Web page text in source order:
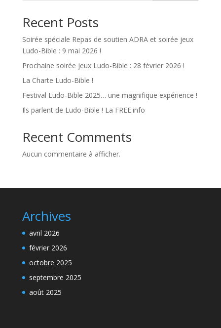
e
:
Recent Posts
Soirée spéciale Repas de soutien ADRA et soirée jeux
Ludo-Bible : 9 mai 2026 !
Prochaine soirée jeux Ludo-Bible : 28 février 2026 !
La Charte Ludo-Bible !
Festival Ludo-Bible 2025… une magnifique expérience !
Ils parlent de Ludo-Bible ! La FREE.info
Recent Comments
Aucun commentaire à afficher.
Archives
avril 2026
février 2026
octobre 2025
septembre 2025
août 2025